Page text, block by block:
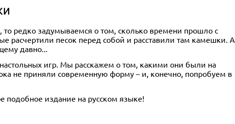
то редко задумываемся о том, сколько времени прошло с
расчертили песок перед собой и расставили там камешки. А
давно...
игр. Мы расскажем о том, какими они были на
не приняли современную форму – и, конечно, попробуем в
подобное издание на русском языке!